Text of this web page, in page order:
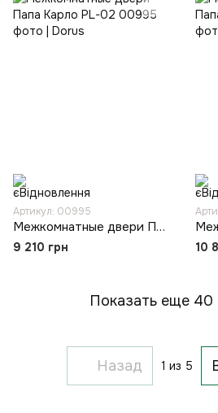
Артикул: 00995
Межкомнатные двери Папа Карло PL-02
9 210 грн 10
Показать еще 40
Назад 1 из 5